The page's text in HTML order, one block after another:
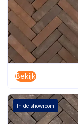
Bekijk
In de showroom